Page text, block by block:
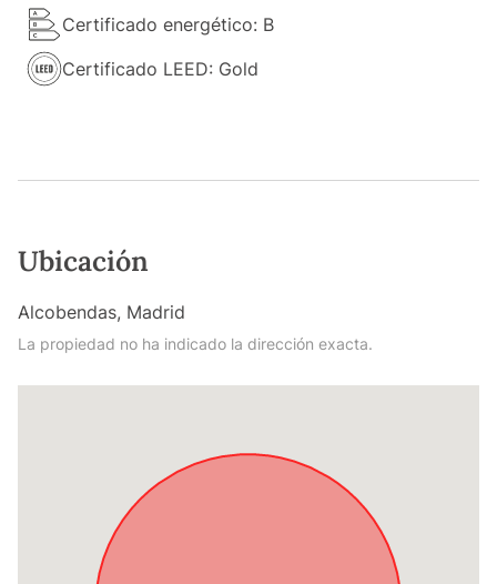
Certificado energético: B
Certificado LEED: Gold
Ubicación
Alcobendas, Madrid
La propiedad no ha indicado la dirección exacta.